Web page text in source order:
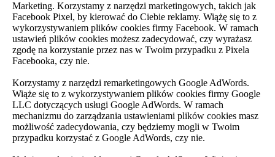
Marketing. Korzystamy z narzędzi marketingowych, takich jak
Facebook Pixel, by kierować do Ciebie reklamy. Wiążę się to z
wykorzystywaniem plików cookies firmy Facebook. W ramach
ustawień plików cookies możesz zadecydować, czy wyrażasz
zgodę na korzystanie przez nas w Twoim przypadku z Pixela
Facebooka, czy nie.
Korzystamy z narzędzi remarketingowych Google AdWords.
Wiąże się to z wykorzystywaniem plików cookies firmy Google
LLC dotyczących usługi Google AdWords. W ramach
mechanizmu do zarządzania ustawieniami plików cookies masz
możliwość zadecydowania, czy będziemy mogli w Twoim
przypadku korzystać z Google AdWords, czy nie.